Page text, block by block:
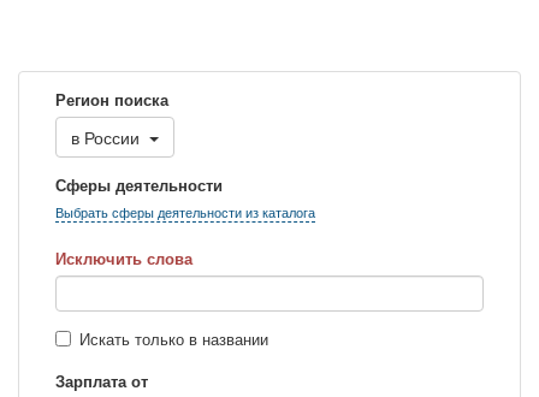
Регион поиска
в России
Сферы деятельности
Выбрать сферы деятельности из каталога
Исключить слова
Искать только в названии
Зарплата от